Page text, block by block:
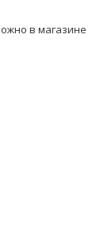
в магазине